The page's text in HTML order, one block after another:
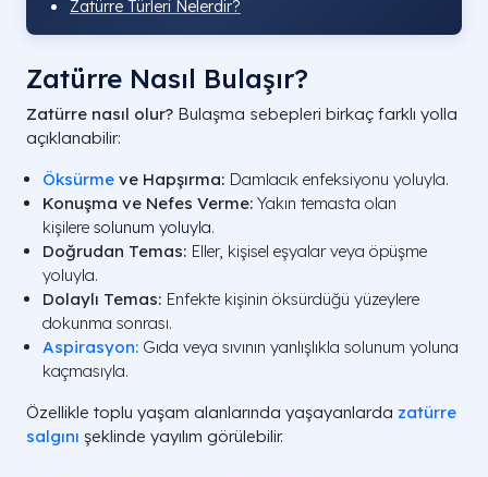
Zatürre Türleri Nelerdir?
Zatürre Nasıl Bulaşır?
Zatürre nasıl olur? Bulaşma sebepleri birkaç farklı yolla
açıklanabilir:
Öksürme ve Hapşırma: Damlacık enfeksiyonu yoluyla.
Konuşma ve Nefes Verme: Yakın temasta olan
kişilere solunum yoluyla.
Doğrudan Temas: Eller, kişisel eşyalar veya öpüşme
yoluyla.
Dolaylı Temas: Enfekte kişinin öksürdüğü yüzeylere
dokunma sonrası.
Aspirasyon: Gıda veya sıvının yanlışlıkla solunum yoluna
kaçmasıyla.
Özellikle toplu yaşam alanlarında yaşayanlarda zatürre
salgını şeklinde yayılım görülebilir.